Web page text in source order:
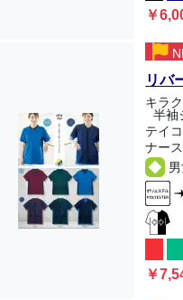
￥
リバ
キラク
半袖
テイ
ナー
￥